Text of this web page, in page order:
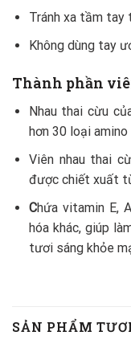
Tránh xa tầm tay
Không dùng tay
Thành phần
Nhau thai cừu
hơn 30 loại
Viên nhau thai
được chiết xuất
Chứa vitamin E,
hóa khác, giúp
tươi sáng khỏe
SẢN PHẨM